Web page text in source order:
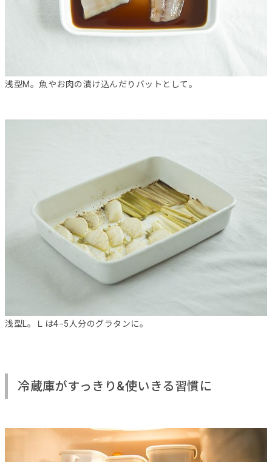
浅型M。魚やお肉の漬け込んだりバットとして。
浅型L。Ｌは4−5人分のグラタンに。
冷蔵庫がすっきり&使いきる習慣に